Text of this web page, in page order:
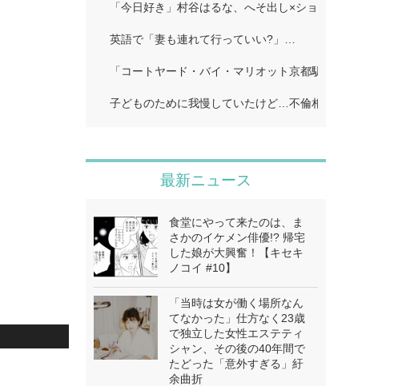
「今日好き」村谷はるな、へそ出し×ショートパンツ
英語で「妻も連れて行っていい?」…
「コートヤード・バイ・マリオット京都駅」…
子どものために我慢していたけど…不倫相手に「離婚
最新ニュース
食堂にやって来たのは、ま
さかのイケメン俳優!? 帰宅
した娘が大興奮！【キセキ
ノコイ #10】
「当時は女が働く場所なん
てなかった」仕方なく23歳
で独立した女性エステティ
シャン、その後の40年間で
たどった「意外すぎる」紆
余曲折